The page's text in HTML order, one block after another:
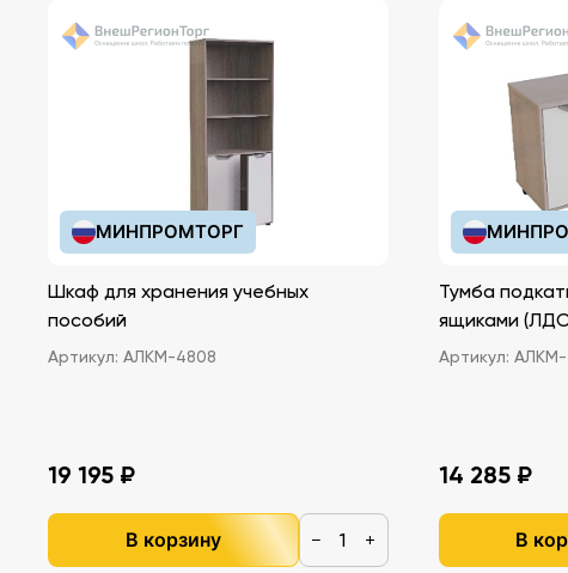
МИНПРОМТОРГ
Шкаф для хранения учебных
пособий
Артикул: АЛКМ-4808
19 195 ₽
В корзину − +
Тумба
Артикул:
14 285 ₽
В